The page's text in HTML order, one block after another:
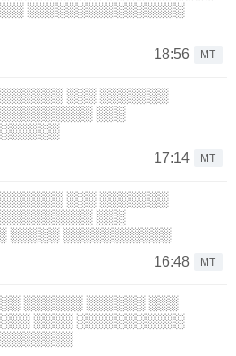
░░░░░░░░░░░░░░░░
18:56
MT
░░░ ░░░░░░░
░░░
17:14
MT
░░░ ░░░░░░░
░░░
░░░░░ ░░░░░░░░░░░
16:48
MT
░░░░░░ ░░░░░░ ░░░
░░░░ ░░░░░░░░░░░